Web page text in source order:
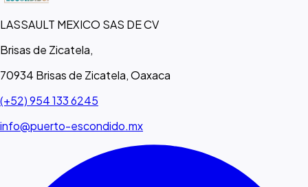
LASSAULT MEXICO SAS DE CV
Brisas de Zicatela,
70934 Brisas de Zicatela, Oaxaca
(+52) 954 133 6245
info@puerto-escondido.mx